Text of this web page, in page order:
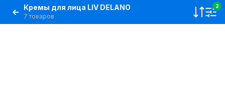
Кремы для лица LIV DELANO
7 товаров
2